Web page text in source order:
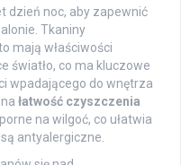
dzień noc, aby zapewnić
Tkaniny
mają właściwości
światło, co ma kluczowe
wpadającego do wnętrza
łatwość czyszczenia
na wilgoć, co ułatwia
antyalergiczne.